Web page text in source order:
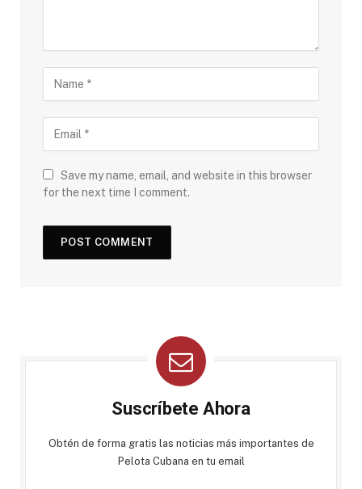
Save my name, email, and website in this browser
for the next time I comment.
Suscríbete Ahora
Obtén de forma gratis las noticias más importantes de
Pelota Cubana en tu email